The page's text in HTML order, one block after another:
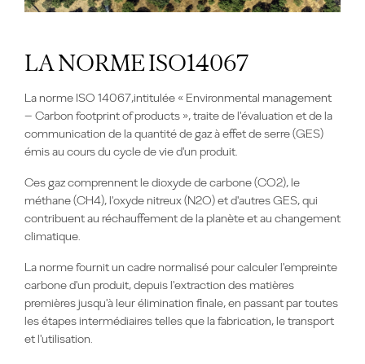
LA NORME ISO14067
La norme ISO 14067,intitulée « Environmental management
– Carbon footprint of products », traite de l'évaluation et de la
communication de la quantité de gaz à effet de serre (GES)
émis au cours du cycle de vie d'un produit.
Ces gaz comprennent le dioxyde de carbone (CO2), le
méthane (CH4), l'oxyde nitreux (N2O) et d'autres GES, qui
contribuent au réchauffement de la planète et au changement
climatique.
La norme fournit un cadre normalisé pour calculer l'empreinte
carbone d'un produit, depuis l'extraction des matières
premières jusqu'à leur élimination finale, en passant par toutes
les étapes intermédiaires telles que la fabrication, le transport
et l'utilisation.